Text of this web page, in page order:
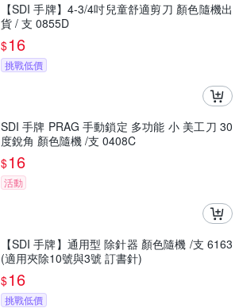
【SDI 手牌】4-3/4吋兒童舒適剪刀 顏色隨機出
貨 / 支 0855D
$16
挑戰低價
SDI 手牌 PRAG 手動鎖定 多功能 小 美工刀 30
度銳角 顏色隨機 /支 0408C
$16
活動
【SDI 手牌】通用型 除針器 顏色隨機 /支 6163
(適用夾除10號與3號 訂書針)
$16
挑戰低價